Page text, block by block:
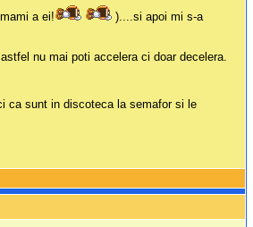
a ei!
)....si apoi mi s-a
nu mai poti accelera ci doar decelera.
ca sunt in discoteca la semafor si le